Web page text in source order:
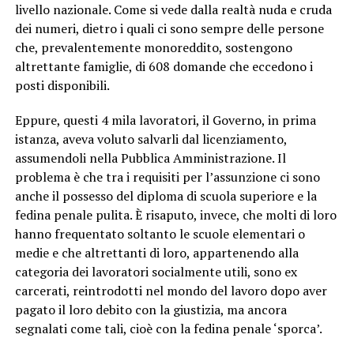
livello nazionale. Come si vede dalla realtà nuda e cruda
dei numeri, dietro i quali ci sono sempre delle persone
che, prevalentemente monoreddito, sostengono
altrettante famiglie, di 608 domande che eccedono i
posti disponibili.
Eppure, questi 4 mila lavoratori, il Governo, in prima
istanza, aveva voluto salvarli dal licenziamento,
assumendoli nella Pubblica Amministrazione. Il
problema è che tra i requisiti per l’assunzione ci sono
anche il possesso del diploma di scuola superiore e la
fedina penale pulita. È risaputo, invece, che molti di loro
hanno frequentato soltanto le scuole elementari o
medie e che altrettanti di loro, appartenendo alla
categoria dei lavoratori socialmente utili, sono ex
carcerati, reintrodotti nel mondo del lavoro dopo aver
pagato il loro debito con la giustizia, ma ancora
segnalati come tali, cioè con la fedina penale ‘sporca’.